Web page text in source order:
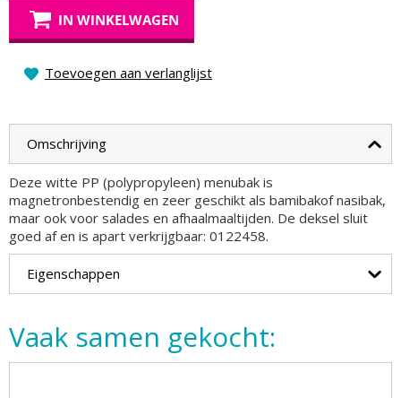
IN WINKELWAGEN
Toevoegen aan verlanglijst
Omschrijving
Deze witte PP (polypropyleen) menubak is
magnetronbestendig en zeer geschikt als bamibakof nasibak,
maar ook voor salades en afhaalmaaltijden. De deksel sluit
goed af en is apart verkrijgbaar: 0122458.
Eigenschappen
Vaak samen gekocht: